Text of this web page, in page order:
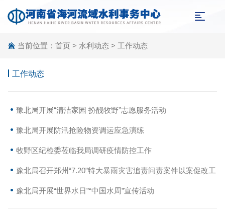
当前位置： 首页 > 水利动态 > 工作动态
工作动态
豫北局开展“清洁家园 扮靓牧野”志愿服务活动
豫北局开展防汛抢险物资调运应急演练
牧野区纪检委莅临我局调研疫情防控工作
豫北局召开郑州“7.20”特大暴雨灾害追责问责案件以案促改工
作动员会
豫北局开展“世界水日”“中国水周”宣传活动